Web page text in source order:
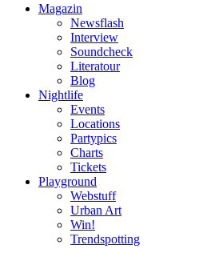
Magazin
Newsflash
Interview
Soundcheck
Literatour
Blog
Nightlife
Events
Locations
Partypics
Charts
Tickets
Playground
Webstuff
Urban Art
Win!
Trendspotting